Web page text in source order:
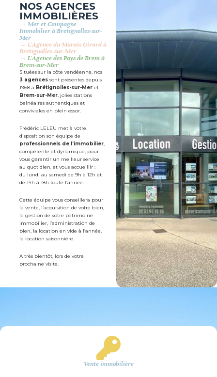
NOS AGENCES
IMMOBILIÈRES
→ Mer et Campagne
Immobilier à Brétignolles-sur-
Mer
→ L'Agence du Marais Girard à
Brétignolles-sur-Mer
→ L'Agence des Pays de Brem à
Brem-sur-Mer
Situées sur la côte vendéenne, nos
3 agences sont présentes depuis
1968 à Brétignolles-sur-Mer et
Brem-sur-Mer, jolies stations
balnéaires authentiques et
conviviales en plein essor.
Frédéric LELEU met à votre
disposition son équipe de
professionnels de l’immobilier,
compétente et dynamique, pour
vous garantir un meilleur service
au quotidien, et vous accueillir :
du lundi au samedi de 9h à 12h et
de 14h à 18h toute l’année.
Cette équipe vous conseillera pour
la vente, l’acquisition de votre bien,
la gestion de votre patrimoine
immobilier, l’administration de
bien, la location en vide à l’année,
la location saisonnière.
A très bientôt, lors de votre
prochaine visite.
Vente immobilière